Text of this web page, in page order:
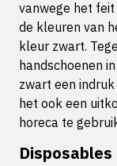
vanwege het
de kleuren van
kleur zwart.
handschoenen
zwart een
het ook een
horeca te
Disposables